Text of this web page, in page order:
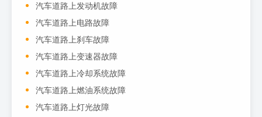
汽车道路上发动机故障
汽车道路上电路故障
汽车道路上刹车故障
汽车道路上变速器故障
汽车道路上冷却系统故障
汽车道路上燃油系统故障
汽车道路上灯光故障